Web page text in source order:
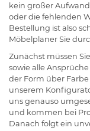
kein großer
oder die fehlenden
Bestellung ist also
Möbelplaner Sie
Zunächst müssen
sowie alle
der Form über
unserem
uns genauso
und kommen bei
Danach folgt ein